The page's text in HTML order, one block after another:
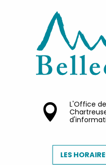
L'Office
LES